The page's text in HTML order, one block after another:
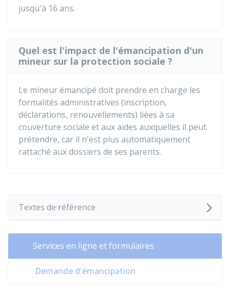
jusqu'à 16 ans.
Quel est l'impact de l'émancipation d'un
mineur sur la protection sociale ?
Le mineur émancipé doit prendre en charge les
formalités administratives (inscription,
déclarations, renouvellements) liées à sa
couverture sociale et aux aides auxquelles il peut
prétendre, car il n'est plus automatiquement
rattaché aux dossiers de ses parents.
Textes de référence
Services en ligne et formulaires
Demande d'émancipation